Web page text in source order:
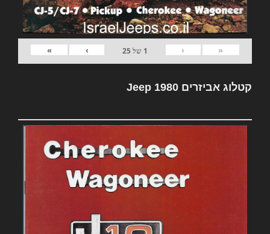
«
‹
1 של25
›
»
קטלוג אביזרים Jeep 1980